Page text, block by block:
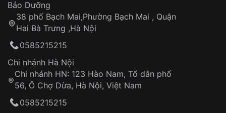
Thời gian tính từ khi xác nhận đơn hàng thành
công
Hotline: 0585 215 215
Từ khóa SEO:
Sản phẩm đã bị:
Tự ý sửa chữa
thống VNLUX
Đảm bảo quyền lợi khách hàng
Bảo Dưỡng
38 phố Bạch Mai,Phường Bạch Mai , Quận
Hai Bà Trưng ,Hà Nội
0585215215
Chi nhánh Hà Nội
Chi nhánh HN: 123 Hào Nam, Tổ dân phố
56, Ô Chợ Dừa, Hà Nội, Việt Nam
0585215215